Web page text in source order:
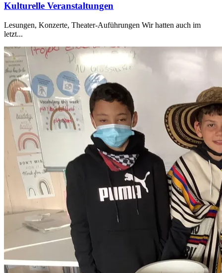
Kulturelle Veranstaltungen
Lesungen, Konzerte, Theater-Auführungen Wir hatten auch im
letzt...